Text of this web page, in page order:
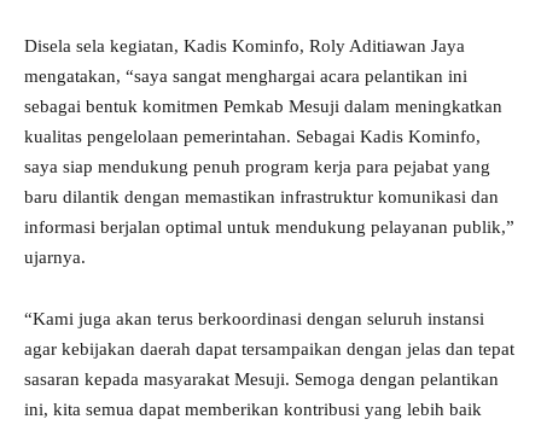
Disela sela kegiatan, Kadis Kominfo, Roly Aditiawan Jaya
mengatakan, “saya sangat menghargai acara pelantikan ini
sebagai bentuk komitmen Pemkab Mesuji dalam meningkatkan
kualitas pengelolaan pemerintahan. Sebagai Kadis Kominfo,
saya siap mendukung penuh program kerja para pejabat yang
baru dilantik dengan memastikan infrastruktur komunikasi dan
informasi berjalan optimal untuk mendukung pelayanan publik,”
ujarnya.
“Kami juga akan terus berkoordinasi dengan seluruh instansi
agar kebijakan daerah dapat tersampaikan dengan jelas dan tepat
sasaran kepada masyarakat Mesuji. Semoga dengan pelantikan
ini, kita semua dapat memberikan kontribusi yang lebih baik